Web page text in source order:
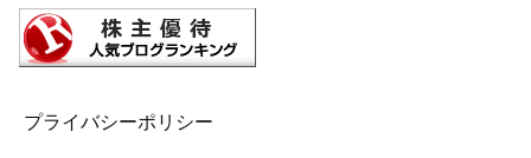
プライバシーポリシー